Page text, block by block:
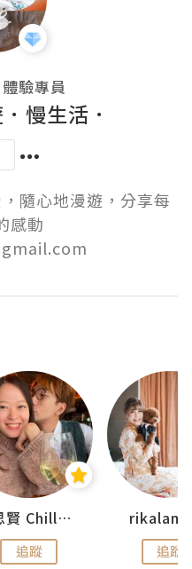
體驗專員
慢生活．
隨心地漫遊，分享每
感動
思思賢 ChillMyBabe
追蹤 追蹤